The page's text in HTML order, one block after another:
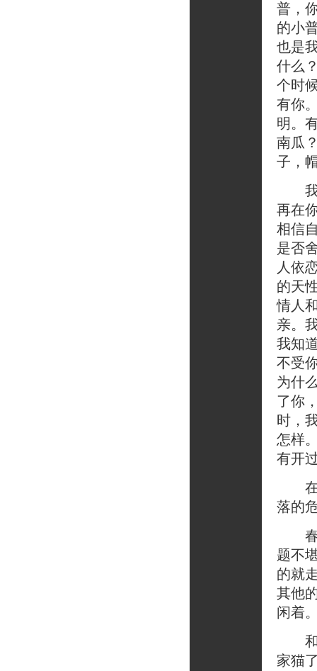
普，
的小
也是
什么
个时
有你
明。
南瓜
子，
我
再在
相信
是否
人依
的天
情人
亲。
我知
不受
为什
了你
时，
怎样
有开
在
落的
春
题不
的就
其他
闲着
和
家猫